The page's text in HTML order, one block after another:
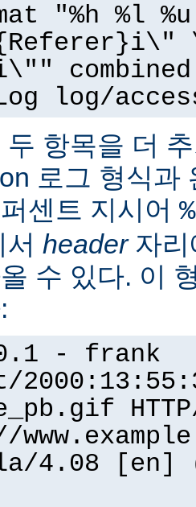
"%h %l
combined
log/
두 항목을 더
로그 형식과
센트 지시어
header자리
수 있다. 이
- frank
4.08 [en]